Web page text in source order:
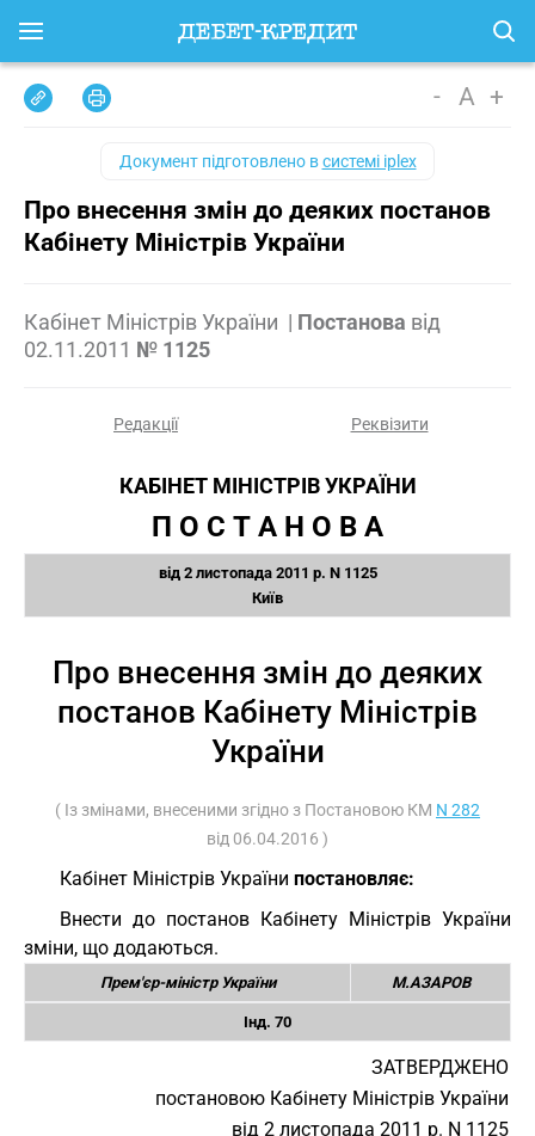
- A +
Документ підготовлено всистемі iplex
Про внесення змін до деяких постанов
Кабінету Міністрів України
Кабінет Міністрів України | Постанова від
02.11.2011 № 1125
Редакції Реквізити
КАБІНЕТ МІНІСТРІВ УКРАЇНИ
П О С Т А Н О В А
від 2 листопада 2011 р. N 1125
Київ
Про внесення змін до деяких
постанов Кабінету Міністрів
України
( Із змінами, внесеними згідно з Постановою КМ N 282
від 06.04.2016 )
Кабінет Міністрів України постановляє:
Внести до постанов Кабінету Міністрів України
зміни, що додаються.
Прем'єр-міністр України М.АЗАРОВ
Інд. 70
ЗАТВЕРДЖЕНО
постановою Кабінету Міністрів України
від 2 листопада 2011 р. N 1125